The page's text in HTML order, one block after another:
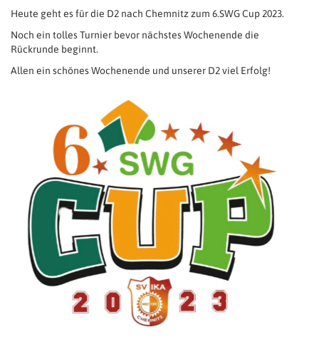
Heute geht es für die D2 nach Chemnitz zum 6.SWG Cup 2023.
Noch ein tolles Turnier bevor nächstes Wochenende die
Rückrunde beginnt.
Allen ein schönes Wochenende und unserer D2 viel Erfolg!